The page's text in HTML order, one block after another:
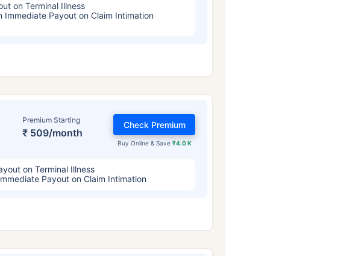
on Terminal Illness
Immediate Payout on Claim Intimation
Premium Starting
₹ 509/month
Buy Online & Save ₹4.0 K
Check Premium
on Terminal Illness
Payout on Claim Intimation
किंमत आहे — धूम्रपान न करणाऱ्या, कोणतेही पूर्व-विद्यमान आजार नसलेल्या व्यक्तीसाठी, 36 वर्षे वयापर्यंत कव्हर। *₹630 प्रति महिना, 1 कोटीच्या टर्म लाइफ विम्यासाठी
आजार नसलेल्या व्यक्तीसाठी, 46 वर्षे वयापर्यंत कव्हर। *₹1,376 प्रति महिना, 1 कोटीच्या टर्म लाइफ विम्यासाठी सुरुवातीची किंमत आहे — धूम्रपान न करणाऱ्या, कोणतेही पूर्व-